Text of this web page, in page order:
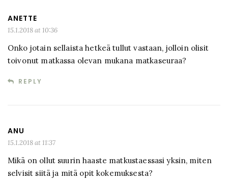
ANETTE
15.1.2018 at 10:36
Onko jotain sellaista hetkeä tullut vastaan, jolloin olisit
toivonut matkassa olevan mukana matkaseuraa?
REPLY
ANU
15.1.2018 at 11:37
Mikä on ollut suurin haaste matkustaessasi yksin, miten
selvisit siitä ja mitä opit kokemuksesta?